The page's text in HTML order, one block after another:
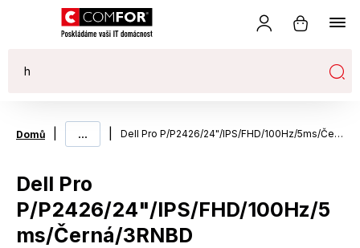
Domů ... Dell Pro P/P2426/24"/IPS/FHD/100Hz/5ms/Černá/3RNBD
Dell Pro
P/P2426/24"/IPS/FHD/100Hz/5
ms/Černá/3RNBD